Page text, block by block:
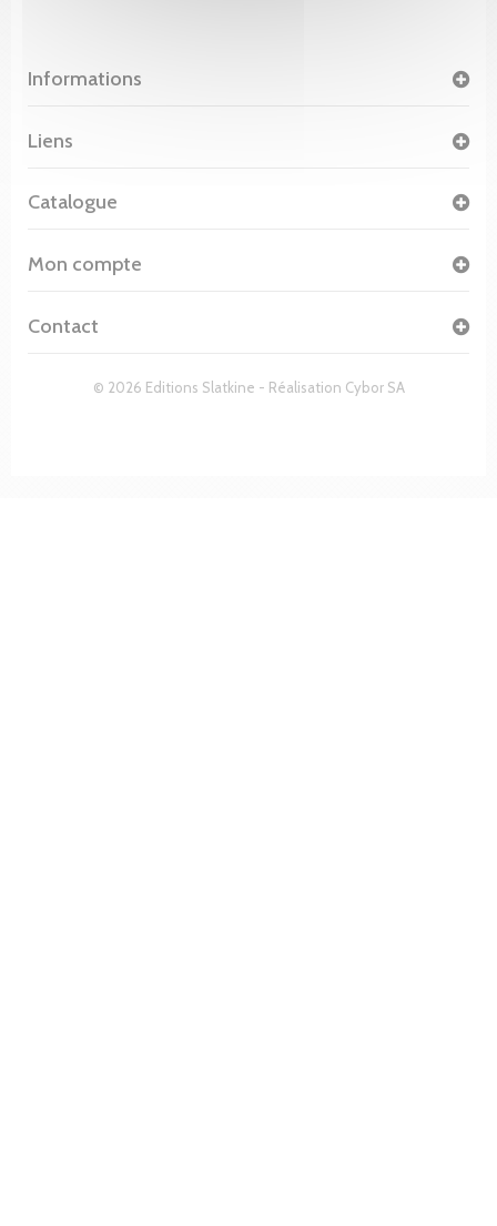
Informations
© 2026 Editions Slatkine - Réalisation Cybor SA
Liens
Catalogue
Mon compte
Contact